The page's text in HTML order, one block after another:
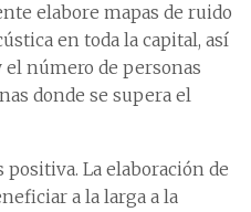
elabore mapas de ruido
en toda la capital, así
número de personas
donde se supera el
positiva. La elaboración de
a la larga a la